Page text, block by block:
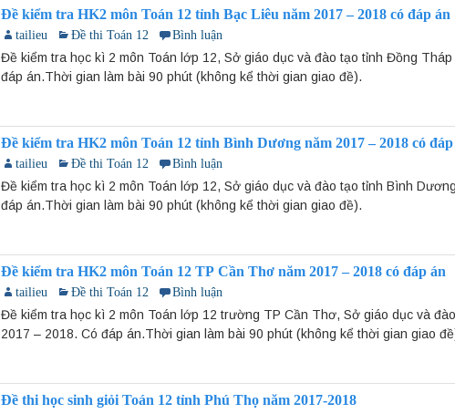
Đề kiểm tra HK2 môn Toán 12 tỉnh Bạc Liêu năm 2017 – 2018 có đáp án
tailieu Đề thi Toán 12 Bình luận
Đề kiểm tra học kì 2 môn Toán lớp 12, Sở giáo dục và đào tạo tỉnh Đồng
đáp án.Thời gian làm bài 90 phút (không kể thời gian giao đề).
Đề kiểm tra HK2 môn Toán 12 tỉnh Bình Dương năm 2017 – 2018 có đáp
tailieu Đề thi Toán 12 Bình luận
Đề kiểm tra học kì 2 môn Toán lớp 12, Sở giáo dục và đào tạo tỉnh Bình
đáp án.Thời gian làm bài 90 phút (không kể thời gian giao đề).
Đề kiểm tra HK2 môn Toán 12 TP Cần Thơ năm 2017 – 2018 có đáp án
tailieu Đề thi Toán 12 Bình luận
Đề kiểm tra học kì 2 môn Toán lớp 12 trường TP Cần Thơ, Sở giáo dục và
2017 – 2018. Có đáp án.Thời gian làm bài 90 phút (không kể thời gian giao
Đề thi học sinh giỏi Toán 12 tỉnh Phú Thọ năm 2017-2018